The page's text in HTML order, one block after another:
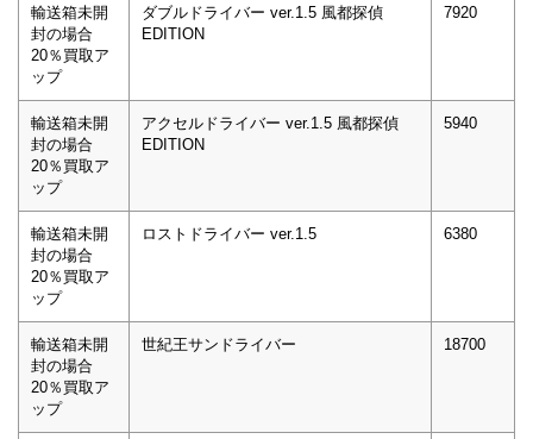
輸送箱未開
封の場合
20％買取ア
ップ
ダブルドライバー ver.1.5 風都探偵
EDITION
7920
輸送箱未開
封の場合
20％買取ア
ップ
アクセルドライバー ver.1.5 風都探偵
EDITION
5940
輸送箱未開
封の場合
20％買取ア
ップ
ロストドライバー ver.1.5 6380
輸送箱未開
封の場合
20％買取ア
ップ
世紀王サンドライバー 18700